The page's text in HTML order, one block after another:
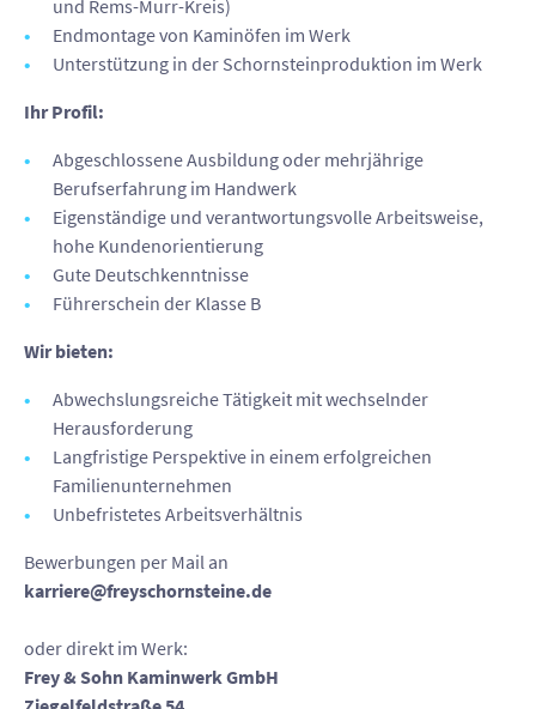
und Rems-Murr-Kreis)
Endmontage von Kaminöfen im Werk
Unterstützung in der Schornsteinproduktion im Werk
Ihr Profil:
Abgeschlossene Ausbildung oder mehrjährige
Berufserfahrung im Handwerk
Eigenständige und verantwortungsvolle Arbeitsweise,
hohe Kundenorientierung
Gute Deutschkenntnisse
Führerschein der Klasse B
Wir bieten:
Abwechslungsreiche Tätigkeit mit wechselnder
Herausforderung
Langfristige Perspektive in einem erfolgreichen
Familienunternehmen
Unbefristetes Arbeitsverhältnis
Bewerbungen per Mail an
karriere@freyschornsteine.de
oder direkt im Werk:
Frey & Sohn Kaminwerk GmbH